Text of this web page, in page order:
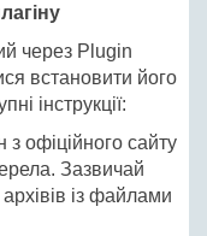
через Plugin
встановити його
інструкції:
з офіційного сайту
Зазвичай
із файлами